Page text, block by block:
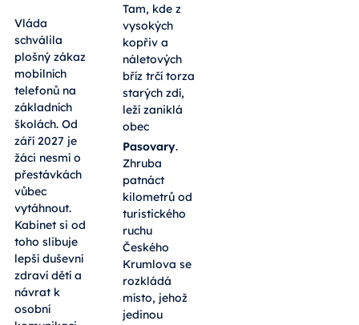
Vláda
schválila
plošný zákaz
mobilních
telefonů na
základních
školách. Od
září 2027 je
žáci nesmí o
přestávkách
vůbec
vytáhnout.
Kabinet si od
toho slibuje
lepší duševní
zdraví dětí a
návrat k
osobní
Tam, kde z
vysokých
kopřiv a
náletových
bříz trčí torza
starých zdí,
leží zaniklá
obec
Pasovary.
Zhruba
patnáct
kilometrů od
turistického
ruchu
Českého
Krumlova se
rozkládá
místo, jehož
jedinou